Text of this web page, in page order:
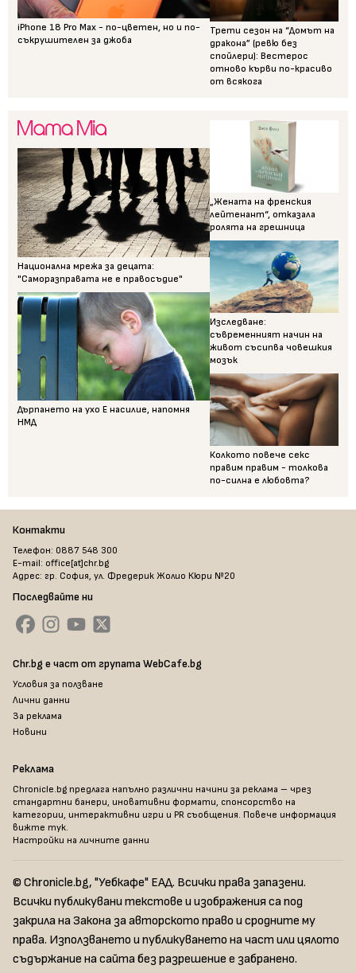
iPhone 18 Pro Max - по-цветен, но и по-
съкрушителен за джоба
Трети сезон на “Домът на
дракона” (ревю без
спойлери): Вестерос
отново кърви по-красиво
от всякога
Национална мрежа за децата:
"Саморазправата не е правосъдие"
Дърпането на ухо Е насилие, напомня
НМД
„Жената на френския
лейтенант“, отказала
ролята на грешница
Изследване:
съвременният начин на
живот съсипва човешкия
мозък
Колкото повече секс
правим правим - толкова
по-силна е любовта?
Контакти
Телефон: 0887 548 300
E-mail: office[at]chr.bg
Адрес: гр. София, ул. Фредерик Жолио Кюри №20
Последвайте ни
Chr.bg е част от групата WebCafe.bg
Условия за ползване
Лични данни
За реклама
Новини
Реклама
Chronicle.bg предлага напълно различни начини за реклама – чрез
стандартни банери, иновативни формати, спонсорство на
категории, интерактивни игри и PR съобщения. Повече информация
вижте тук.
Настройки на личните данни
© Chronicle.bg, "Уебкафе" ЕАД. Всички права запазени.
Всички публикувани текстове и изображения са под
закрила на Закона за авторското право и сродните му
права. Използването и публикуването на част или цялото
съдържание на сайта без разрешение е забранено.